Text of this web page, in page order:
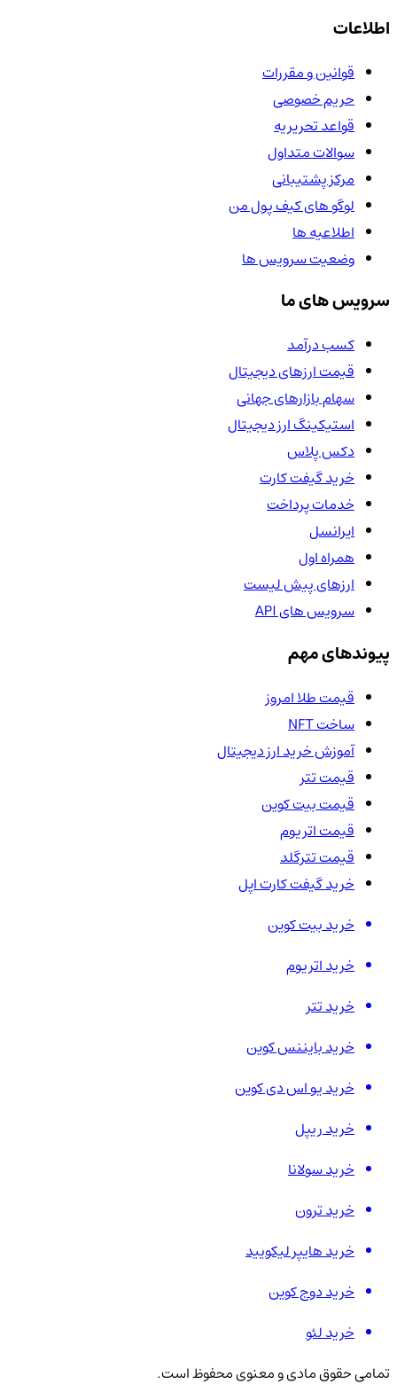
اطلاعات
قوانین و مقررات
حریم خصوصی
قواعد تحریریه
سوالات متداول
مرکز پشتیبانی
لوگو های کیف پول من
اطلاعیه ها
وضعیت سرویس ها
سرویس های ما
کسب درآمد
قیمت ارزهای دیجیتال
سهام بازارهای جهانی
استیکینگ ارز دیجیتال
دکس پلاس
خرید گیفت کارت
خدمات پرداخت
ایرانسل
همراه اول
ارزهای پیش لیست
سرویس های API
پیوندهای مهم
قیمت طلا امروز
ساخت NFT
آموزش خرید ارز دیجیتال
قیمت تتر
قیمت بیت کوین
قیمت اتریوم
قیمت تترگلد
خرید گیفت کارت اپل
خرید بیت کوین
خرید اتریوم
خرید تتر
خرید بایننس کوین
خرید یو اس دی کوین
خرید ریپل
خرید سولانا
خرید ترون
خرید هایپر لیکویید
خرید دوج کوین
خرید لئو
تمامی حقوق مادی و معنوی محفوظ است.